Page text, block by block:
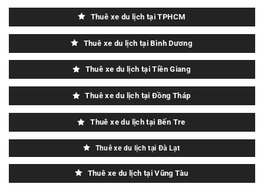
Thuê xe du lịch tại TPHCM
Thuê xe du lịch tại Bình Dương
Thuê xe du lịch tại Tiền Giang
Thuê xe du lịch tại Đồng Tháp
Thuê xe du lịch tại Bến Tre
Thuê xe du lịch tại Đà Lạt
Thuê xe du lịch tại Vũng Tàu